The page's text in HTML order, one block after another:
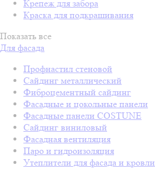
Крепеж для забора
Краска для подкрашивания
Показать все
Для фасада
Профнастил стеновой
Сайдинг металлический
Фиброцементный сайдинг
Фасадные и цокольные панели
Фасадные панели COSTUNE
Сайдинг виниловый
Фасадная вентиляция
Паро и гидроизоляция
Утеплители для фасада и кровли